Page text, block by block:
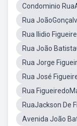
Condominio
Rua
Rua Ilidio
Rua João
Rua Jorge
Rua José
Rua
RuaJackson De
Avenida João